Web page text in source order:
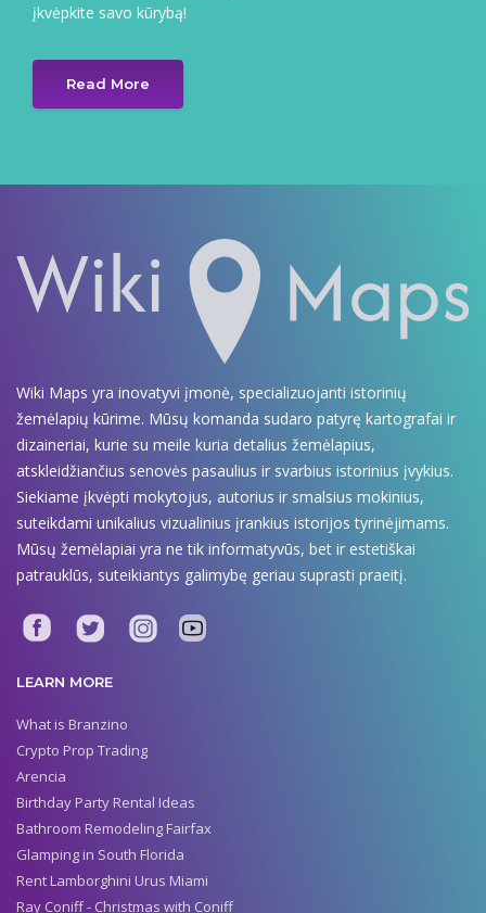
įkvėpkite savo kūrybą!
Read More
Wiki Maps yra inovatyvi įmonė, specializuojanti istorinių
žemėlapių kūrime. Mūsų komanda sudaro patyrę kartografai ir
dizaineriai, kurie su meile kuria detalius žemėlapius,
atskleidžiančius senovės pasaulius ir svarbius istorinius įvykius.
Siekiame įkvėpti mokytojus, autorius ir smalsius mokinius,
suteikdami unikalius vizualinius įrankius istorijos tyrinėjimams.
Mūsų žemėlapiai yra ne tik informatyvūs, bet ir estetiškai
patrauklūs, suteikiantys galimybę geriau suprasti praeitį.
LEARN MORE
What is Branzino
Crypto Prop Trading
Arencia
Birthday Party Rental Ideas
Bathroom Remodeling Fairfax
Glamping in South Florida
Rent Lamborghini Urus Miami
Ray Coniff - Christmas with Coniff